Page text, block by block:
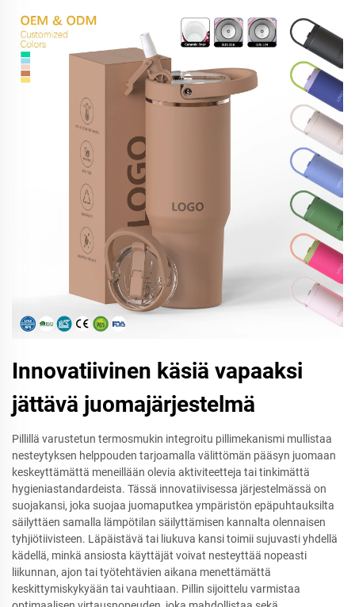
Innovatiivinen käsiä vapaaksi
jättävä juomajärjestelmä
Pillillä varustetun termosmukin integroitu pillimekanismi mullistaa
nesteytyksen helppouden tarjoamalla välittömän pääsyn juomaan
keskeyttämättä meneillään olevia aktiviteetteja tai tinkimättä
hygieniastandardeista. Tässä innovatiivisessa järjestelmässä on
suojakansi, joka suojaa juomaputkea ympäristön epäpuhtauksilta
säilyttäen samalla lämpötilan säilyttämisen kannalta olennaisen
tyhjiötiivisteen. Läpäistävä tai liukuva kansi toimii sujuvasti yhdellä
kädellä, minkä ansiosta käyttäjät voivat nesteyttää nopeasti
liikunnan, ajon tai työtehtävien aikana menettämättä
keskittymiskykyään tai vauhtiaan. Pillin sijoittelu varmistaa